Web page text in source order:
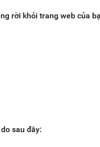
rời khỏi trang web của
sau đây: